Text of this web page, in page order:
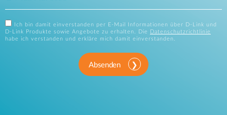
Ich bin damit einverstanden per E-Mail Informationen über D-Link und
D-Link Produkte sowie Angebote zu erhalten. Die
Datenschutzrichtlinie
habe ich verstanden und erkläre mich damit einverstanden.
Absenden